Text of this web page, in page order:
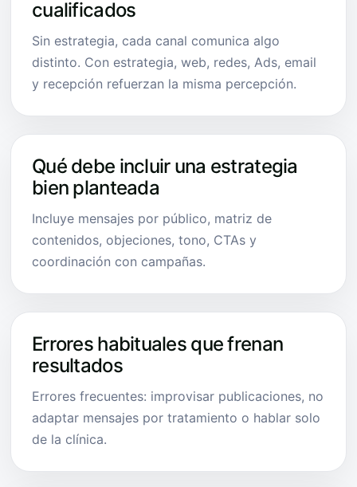
cualificados
Sin estrategia, cada canal comunica algo
distinto. Con estrategia, web, redes, Ads, email
y recepción refuerzan la misma percepción.
Qué debe incluir una estrategia
bien planteada
Incluye mensajes por público, matriz de
contenidos, objeciones, tono, CTAs y
coordinación con campañas.
Errores habituales que frenan
resultados
Errores frecuentes: improvisar publicaciones, no
adaptar mensajes por tratamiento o hablar solo
de la clínica.